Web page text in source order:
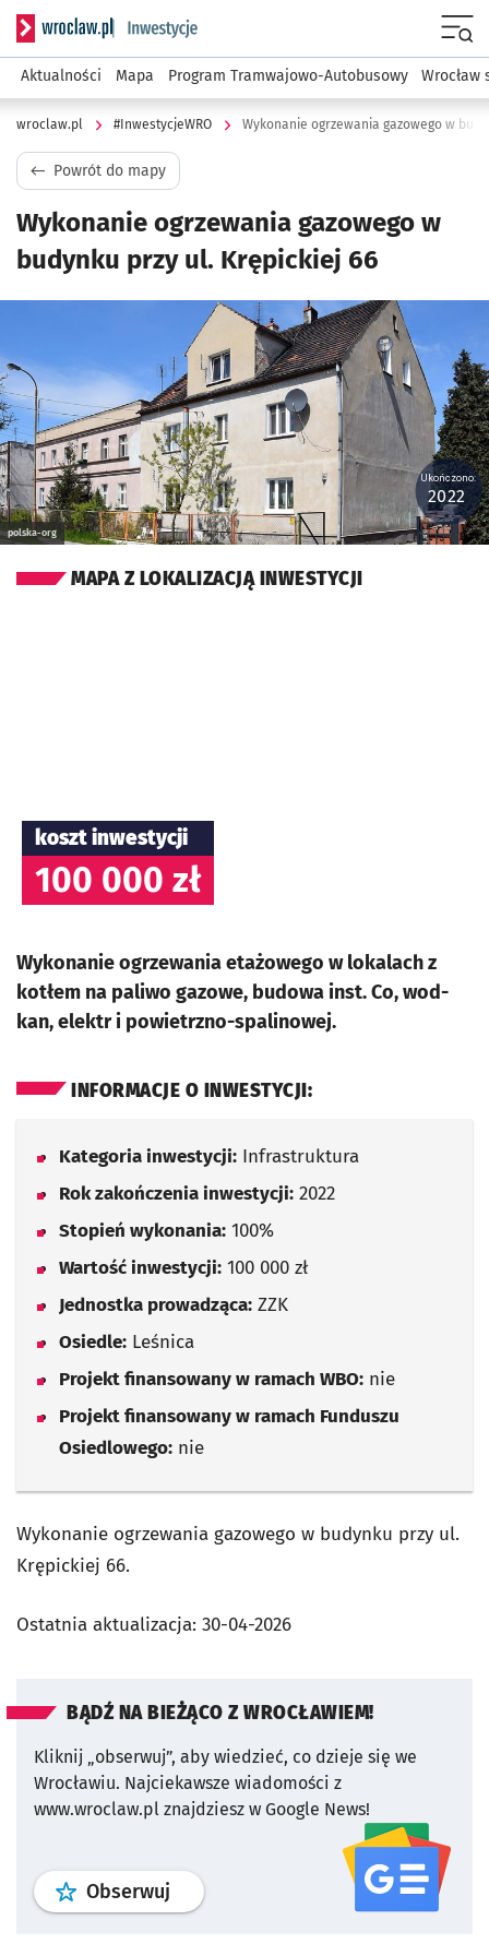
Serwis informacyjny wroclaw.pl podserwis:
Aktualności Mapa Program Tramwajowo-Autobusowy Wrocław
wroclaw.pl #InwestycjeWRO Wykonanie ogrzewania gazowego w
Powrót do mapy
Wykonanie ogrzewania gazowego w
budynku przy ul. Krępickiej 66
polska-org
Ukończono:
2022
MAPA Z LOKALIZACJĄ INWESTYCJI
koszt inwestycji
100 000 zł
Wykonanie ogrzewania etażowego w lokalach z
kotłem na paliwo gazowe, budowa inst. Co, wod-
kan, elektr i powietrzno-spalinowej.
INFORMACJE O INWESTYCJI:
Kategoria inwestycji: Infrastruktura
Rok zakończenia inwestycji: 2022
Stopień wykonania: 100%
Wartość inwestycji: 100 000 zł
Jednostka prowadząca: ZZK
Osiedle: Leśnica
Projekt finansowany w ramach WBO: nie
Projekt finansowany w ramach Funduszu
Osiedlowego: nie
Wykonanie ogrzewania gazowego w budynku przy ul.
Krępickiej 66.
Ostatnia aktualizacja: 30-04-2026
BĄDŹ NA BIEŻĄCO Z WROCŁAWIEM!
Kliknij „obserwuj”, aby wiedzieć, co dzieje się we
Wrocławiu. Najciekawsze wiadomości z
www.wroclaw.pl znajdziesz w Google News!
Obserwuj profil serwisu